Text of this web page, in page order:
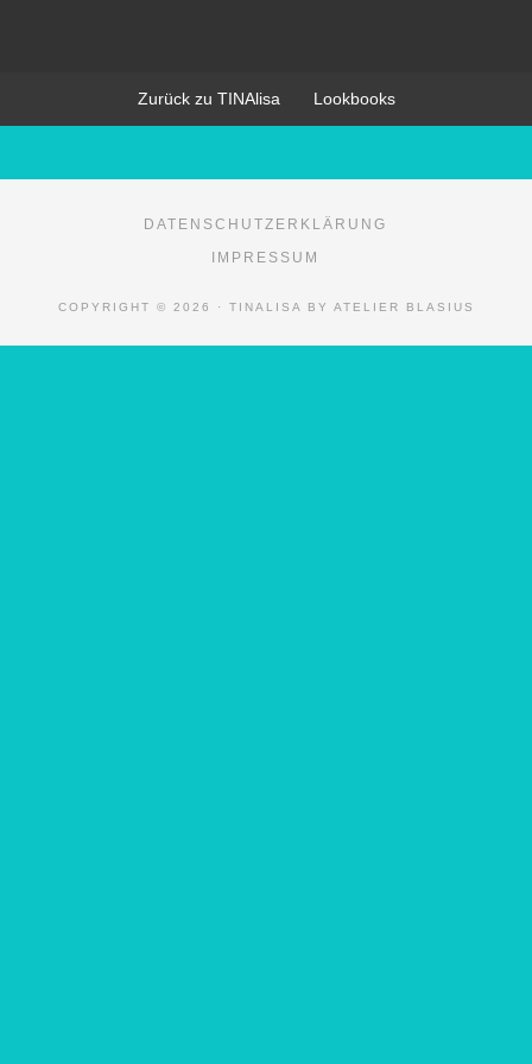
Zurück zu TINAlisa Lookbooks
DATENSCHUTZERKLÄRUNG
IMPRESSUM
COPYRIGHT © 2026 · TINALISA BY ATELIER BLASIUS